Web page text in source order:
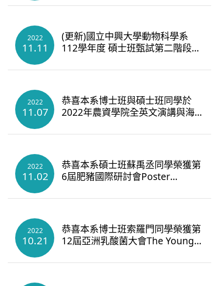
2022
11.11
(更新)國立中興大學動物科學系
112學年度 碩士班甄試第二階段審
2022
11.07
恭喜本系博士班與碩士班同學於
2022年農資學院全英文演講與海
2022
11.02
恭喜本系碩士班蘇禹丞同學榮獲第
6屆肥豬國際研討會Poster
2022
10.21
恭喜本系博士班索羅門同學榮獲第
12屆亞洲乳酸菌大會The Young